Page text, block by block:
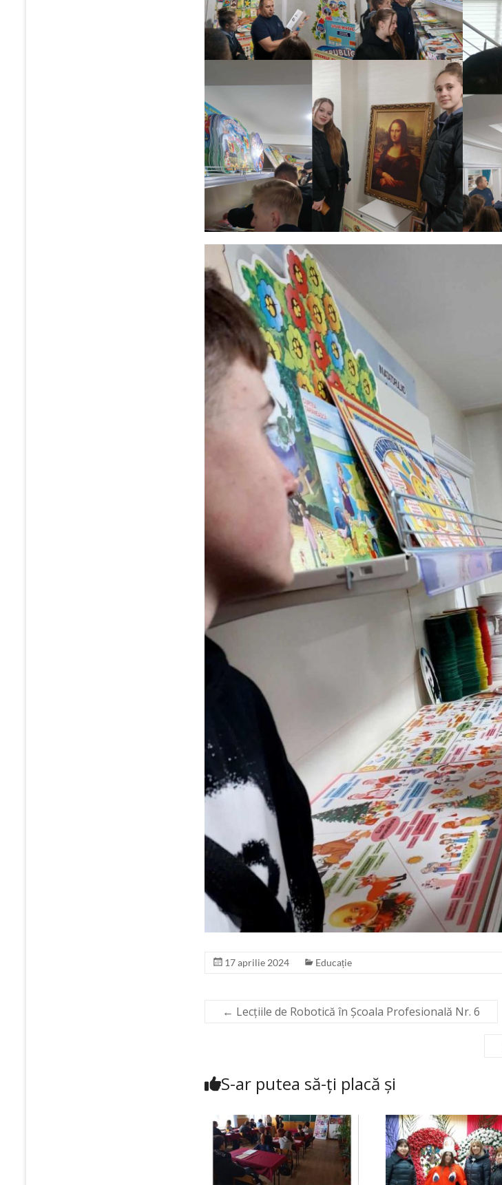
17 aprilie 2024 Educație
← Lecțiile de Robotică în Școala Profesională Nr. 6
S-ar putea să-ți placă și